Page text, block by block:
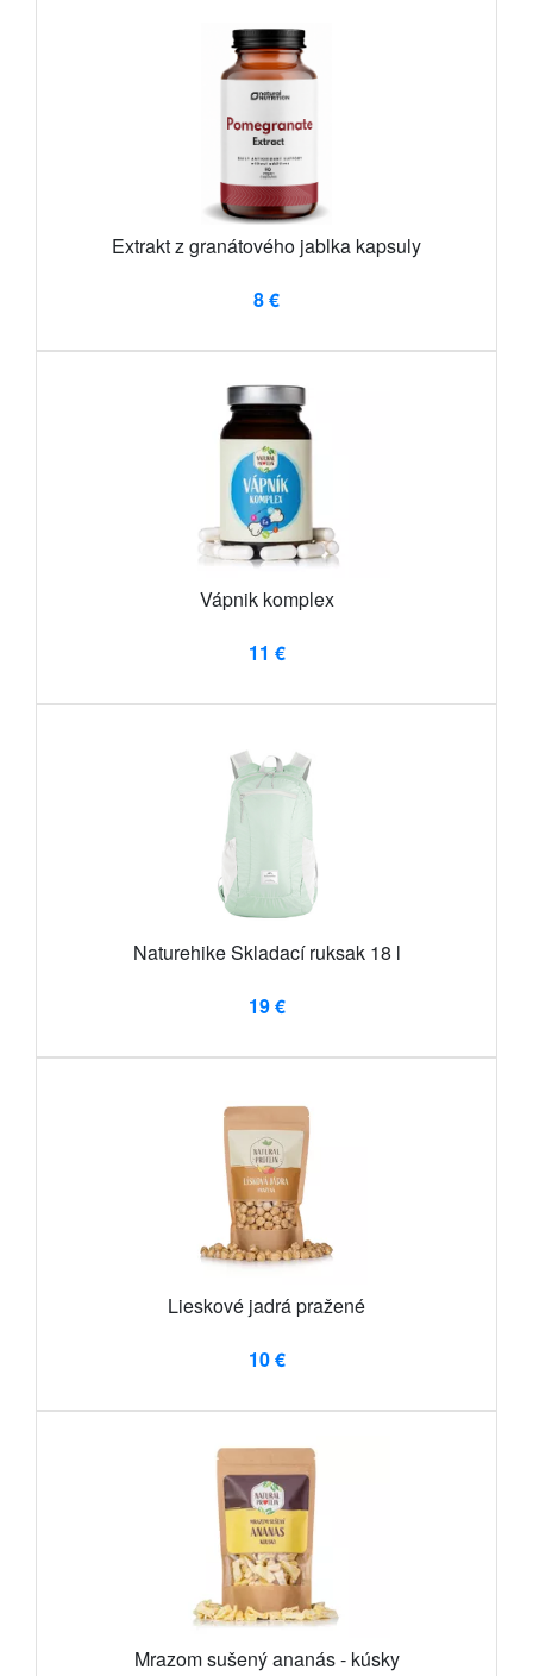
Extrakt z granátového jablka kapsuly
8 €
Vápnik komplex
11 €
Naturehike Skladací ruksak 18 l
19 €
Lieskové jadrá pražené
10 €
Mrazom sušený ananás - kúsky